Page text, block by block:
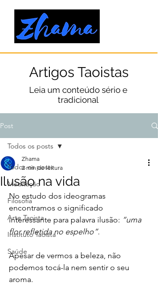
Artigos Taoistas
Leia um conteúdo sério e
tradicional
Post
Todos os posts
Meditação
Filosofia
Arte Taoista
Instituto Taoista
Saúde
Todos os posts
Ilusão na vida
Zhama
2 min de leitura
No estudo dos ideogramas
encontramos o significado
interessante para palavra ilusão: “uma
flor refletida no espelho”.
Apesar de vermos a beleza, não
podemos tocá-la nem sentir o seu
aroma.